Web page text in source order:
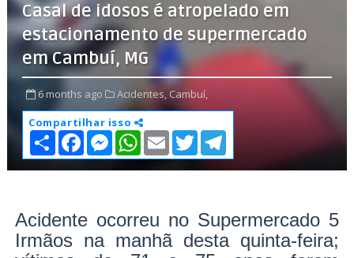
Casal de idosos é atropelado em
estacionamento de supermercado
em Cambuí, MG
6 months ago Acidentes,Cambuí,
Compartilhar isso
S
h
a
r
F
c
e
k
M
e
s
s
e
r
W
h
a
t
p
E
m
a
i
T
i
t
r
T
l
e
m
Acidente ocorreu no Supermercado 5
Irmãos na manhã desta quinta-feira;